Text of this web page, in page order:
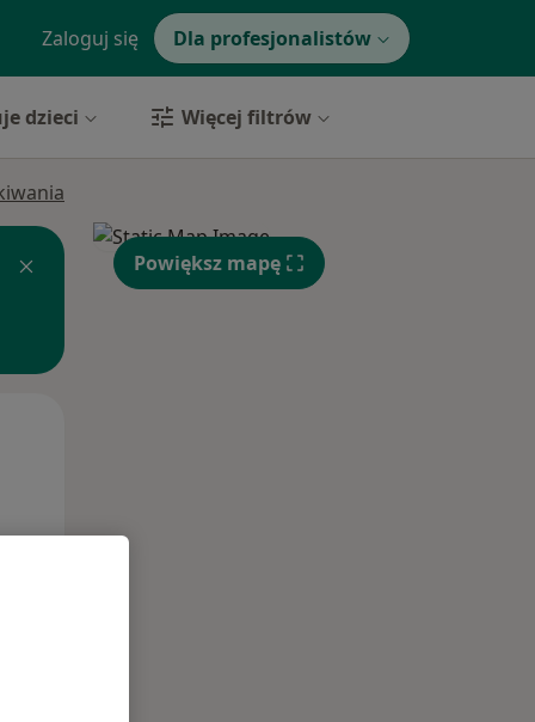
Zaloguj się Dla profesjonalistów
dzieci Więcej filtrów
Powiększ mapę